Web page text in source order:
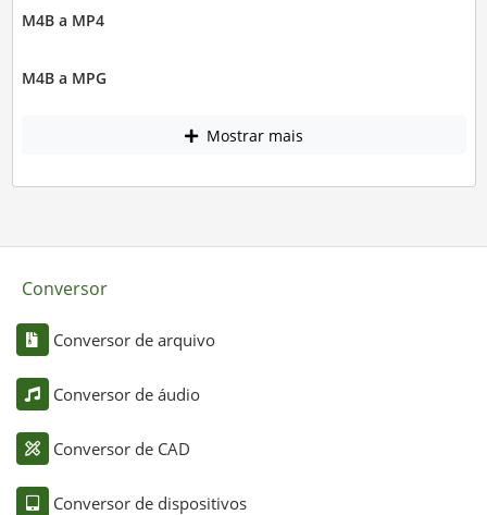
M4B a MP4
M4B a MPG
Mostrar mais
Conversor
Conversor de arquivo
Conversor de áudio
Conversor de CAD
Conversor de dispositivos